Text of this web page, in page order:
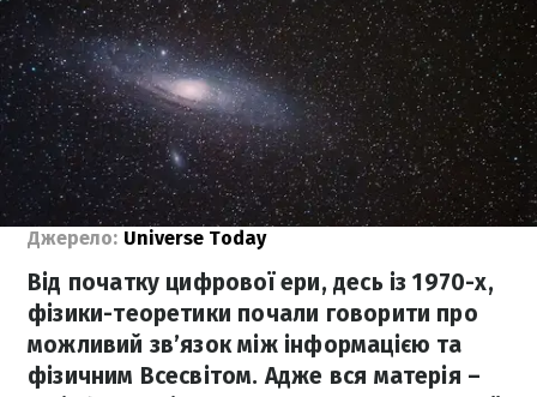
Джерело: Universe Today
Від початку цифрової ери, десь із 1970-х,
фізики-теоретики почали говорити про
можливий зв’язок між інформацією та
фізичним Всесвітом. Адже вся матерія –